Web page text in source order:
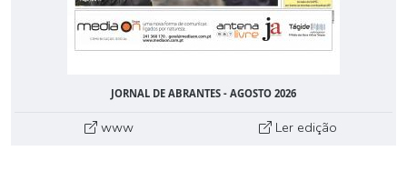
JORNAL DE ABRANTES - AGOSTO 2026
www Ler edição